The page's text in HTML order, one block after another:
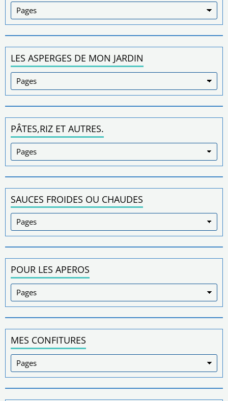
LES ASPERGES DE MON JARDIN
PÂTES,RIZ ET AUTRES.
SAUCES FROIDES OU CHAUDES
POUR LES APEROS
MES CONFITURES